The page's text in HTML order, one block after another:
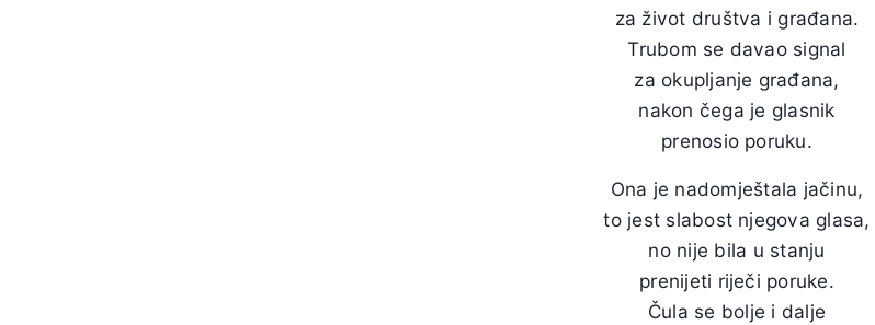
za život društva i građana.
Trubom se davao signal
za okupljanje građana,
nakon čega je glasnik
prenosio poruku.
Ona je nadomještala jačinu,
to jest slabost njegova glasa,
no nije bila u stanju
prenijeti riječi poruke.
Čula se bolje i dalje